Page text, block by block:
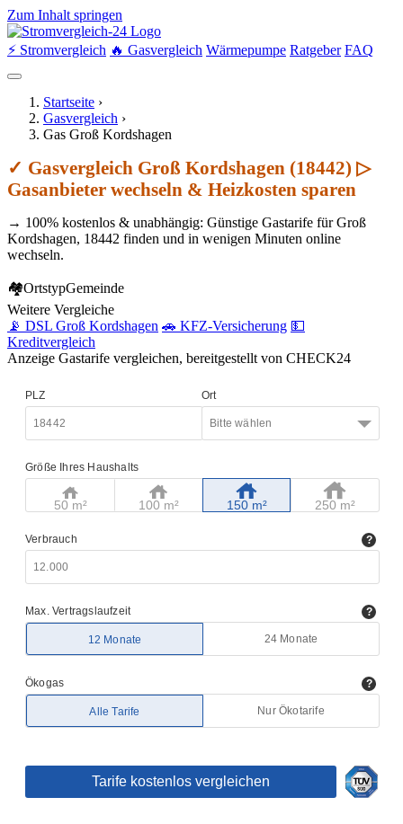
Zum Inhalt springen
⚡ Stromvergleich 🔥 Gasvergleich Wärmepumpe Ratgeber FAQ
Startseite ›
Gasvergleich ›
Gas Groß Kordshagen
✓ Gasvergleich Groß Kordshagen (18442) ▷
Gasanbieter wechseln & Heizkosten sparen
→ 100% kostenlos & unabhängig: Günstige Gastarife für Groß
Kordshagen, 18442 finden und in wenigen Minuten online
wechseln.
🏘OrtstypGemeinde
Weitere Vergleiche
📡 DSL Groß Kordshagen 🚗 KFZ-Versicherung 💵
Kreditvergleich
Anzeige Gastarife vergleichen, bereitgestellt von CHECK24